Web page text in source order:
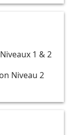
1 & 2
Niveau 2